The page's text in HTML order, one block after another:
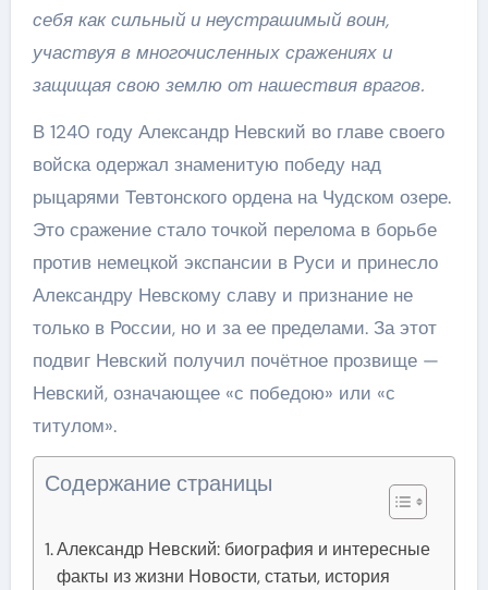
себя как сильный и неустрашимый воин,
участвуя в многочисленных сражениях и
защищая свою землю от нашествия врагов.
В 1240 году Александр Невский во главе своего
войска одержал знаменитую победу над
рыцарями Тевтонского ордена на Чудском озере.
Это сражение стало точкой перелома в борьбе
против немецкой экспансии в Руси и принесло
Александру Невскому славу и признание не
только в России, но и за ее пределами. За этот
подвиг Невский получил почётное прозвище —
Невский, означающее «с победою» или «с
титулом».
Содержание страницы
Александр Невский: биография и интересные
факты из жизни Новости, статьи, история